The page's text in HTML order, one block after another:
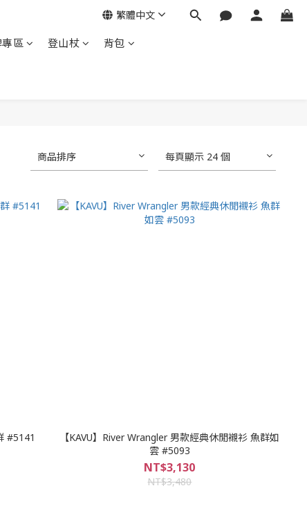
區 登山杖 背包
繁體中文
商品排序 每頁顯示 24 個
#5141
【KAVU】River Wrangler 男款經典休閒襯衫 魚群如
雲 #5093
NT$3,130
NT$3,480